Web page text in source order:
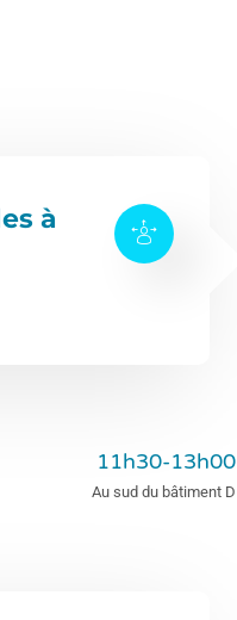
à
11h30-13h00
Au sud du bâtiment D